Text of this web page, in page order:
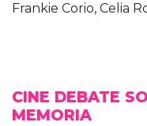
Frankie Corio, Celia
CINE DEBATE
MEMORIA